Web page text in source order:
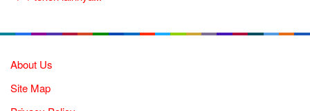
About Us
Site Map